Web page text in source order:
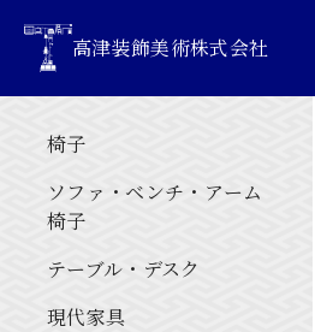
高津装飾美術株式会社
椅子
ソファ・ベンチ・アーム
椅子
テーブル・デスク
現代家具